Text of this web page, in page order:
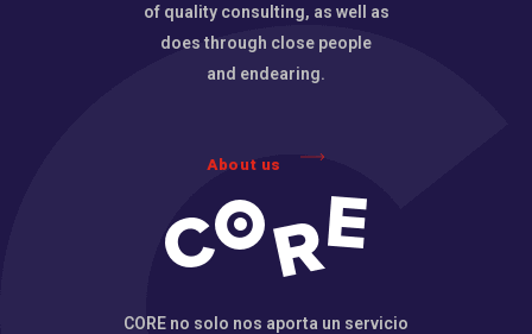
of quality consulting, as well as
does through close people
and endearing.
About us
CORE no solo nos aporta un servicio